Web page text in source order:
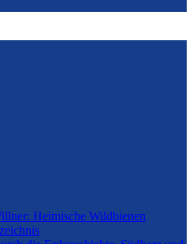
Heimische Wildbienen